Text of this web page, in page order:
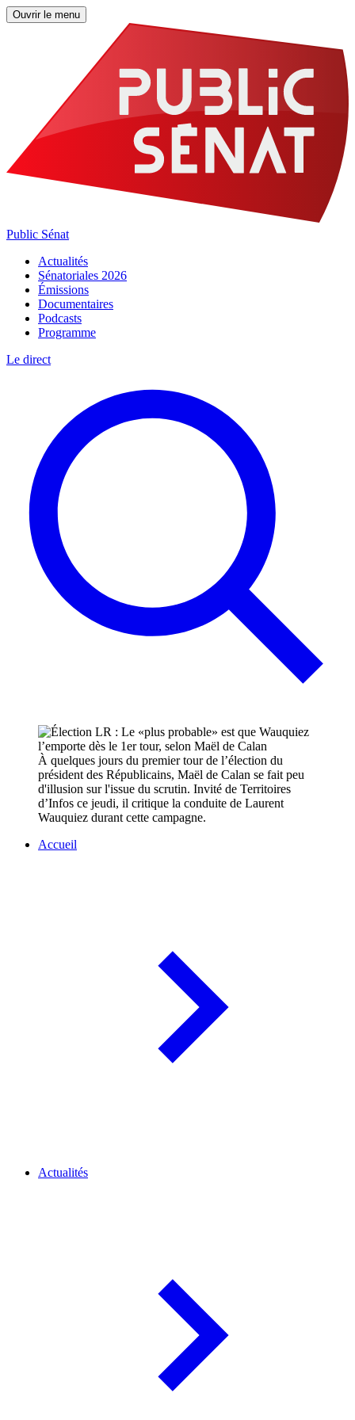
Ouvrir le menu
Public Sénat
Actualités
Sénatoriales 2026
Émissions
Documentaires
Podcasts
Programme
Le direct
À quelques jours du premier tour de l’élection du
président des Républicains, Maël de Calan se fait peu
d'illusion sur l'issue du scrutin. Invité de Territoires
d’Infos ce jeudi, il critique la conduite de Laurent
Wauquiez durant cette campagne.
Accueil
Actualités